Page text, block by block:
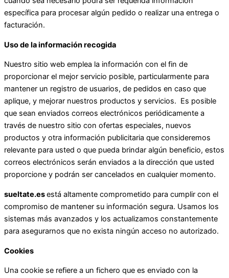
específica para procesar algún pedido o realizar una entrega o
facturación.
Uso de la información recogida
Nuestro sitio web emplea la información con el fin de
proporcionar el mejor servicio posible, particularmente para
mantener un registro de usuarios, de pedidos en caso que
aplique, y mejorar nuestros productos y servicios. Es posible
que sean enviados correos electrónicos periódicamente a
través de nuestro sitio con ofertas especiales, nuevos
productos y otra información publicitaria que consideremos
relevante para usted o que pueda brindar algún beneficio, estos
correos electrónicos serán enviados a la dirección que usted
proporcione y podrán ser cancelados en cualquier momento.
sueltate.esestá altamente comprometido para cumplir con el
compromiso de mantener su información segura. Usamos los
sistemas más avanzados y los actualizamos constantemente
para asegurarnos que no exista ningún acceso no autorizado.
Cookies
Una cookie se refiere a un fichero que es enviado con la